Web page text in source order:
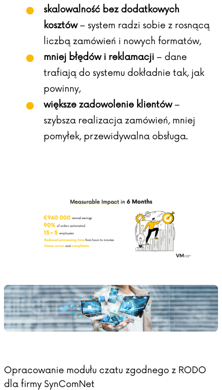
skalowalność bez dodatkowych
kosztów– system radzi sobie z rosnącą
liczbą zamówień i nowych formatów,
mniej błędów i reklamacji – dane
trafiają do systemu dokładnie tak, jak
powinny,
większe zadowolenie klientów–
szybsza realizacja zamówień, mniej
pomyłek, przewidywalna obsługa.
Opracowanie modułu czatu zgodnego z RODO
dla firmy SynComNet